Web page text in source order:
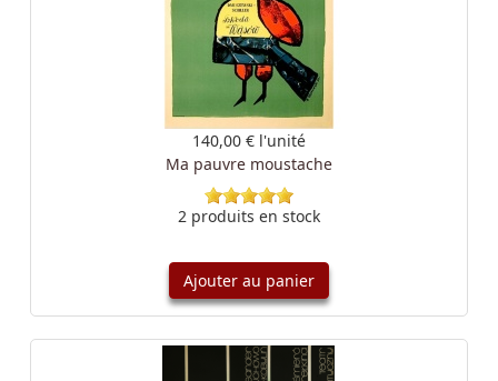
140,00 € l'unité
Ma pauvre moustache
2 produits en stock
Ajouter au panier